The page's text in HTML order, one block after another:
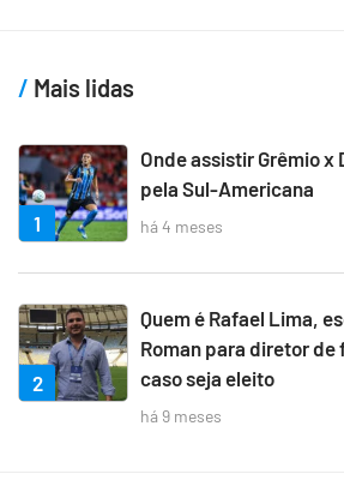
Mais lidas
1
Onde assistir Grêmio
pela Sul-Americana
há 4 meses
2
Quem é Rafael Lima,
Roman para diretor de
caso seja eleito
há 9 meses